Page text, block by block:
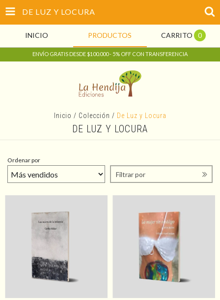
DE LUZ Y LOCURA
INICIO PRODUCTOS CARRITO 0
ENVÍO GRATIS DESDE $100.000 - 5% OFF CON TRANSFERENCIA
Inicio / Colección / De Luz y Locura
DE LUZ Y LOCURA
Ordenar por
Filtrar por